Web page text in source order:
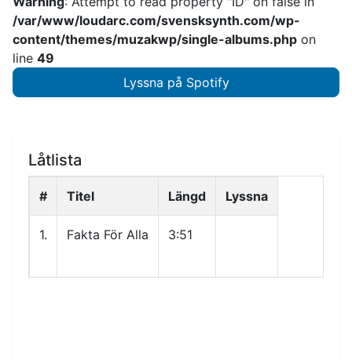
/var/www/loudarc.com/svensksynth.com/wp-
content/themes/muzakwp/single-albums.php on
line 49
Lyssna på Spotify
Låtlista
# Titel Längd Lyssna
1. Fakta För Alla 3:51